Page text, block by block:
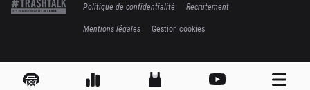
Politique de confidentialité
Recrutement
Mentions légales
Gestion cookies